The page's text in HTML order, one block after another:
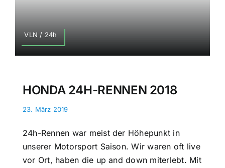
VLN / 24h
HONDA 24H-RENNEN 2018
23. März 2019
24h-Rennen war meist der Höhepunkt in
unserer Motorsport Saison. Wir waren oft live
vor Ort, haben die up and down miterlebt. Mit